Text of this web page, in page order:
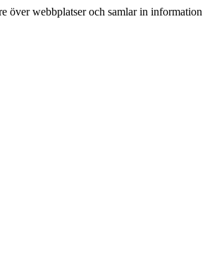
över webbplatser och samlar in